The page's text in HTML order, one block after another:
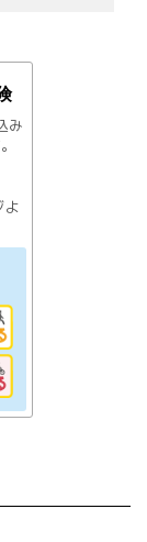
み
よ